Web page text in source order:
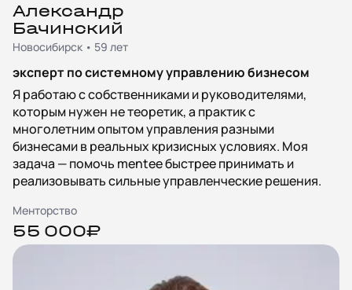
Александр
Бачинский
Новосибирск • 59 лет
эксперт по системному управлению бизнесом
Я работаю с собственниками и руководителями,
которым нужен не теоретик, а практик с
многолетним опытом управления разными
бизнесами в реальных кризисных условиях. Моя
задача — помочь mentee быстрее принимать и
реализовывать сильные управленческие решения.
Менторство
55 000₽